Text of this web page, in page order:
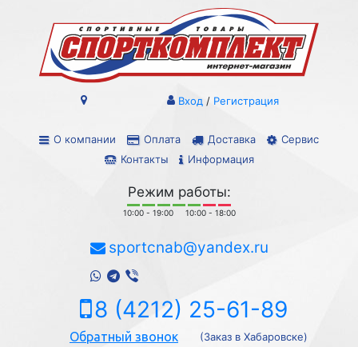
О компании Оплата Доставка
Сервис
Контакты
Информация
Вход / Регистрация
Режим работы:
10:00 - 19:00 10:00 - 18:00
sportcnab@yandex.ru
8 (4212) 25-61-89
Обратный звонок (Заказ в Хабаровске)